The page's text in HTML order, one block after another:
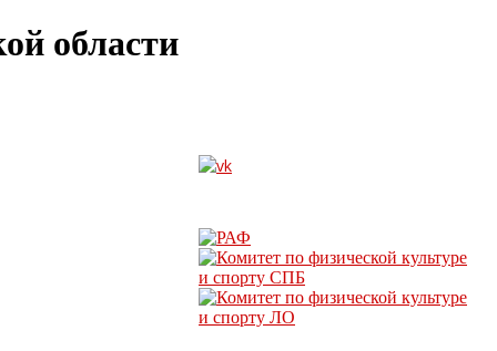
области